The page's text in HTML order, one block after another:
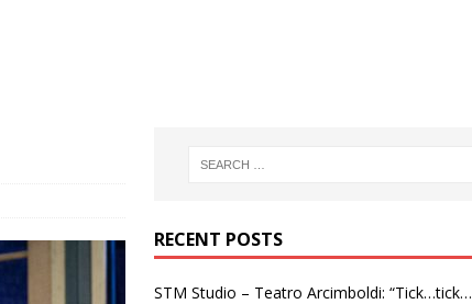
RECENT POSTS
STM Studio – Teatro Arcimboldi: “Tick…tick…